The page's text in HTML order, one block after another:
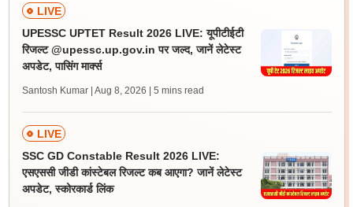
LIVE
UPESSC UPTET Result 2026 LIVE: यूपीटीईटी
रिजल्ट @upessc.up.gov.in पर जल्द, जानें लेटेस्ट
अपडेट, पासिंग मार्क्स
Santosh Kumar | Aug 8, 2026 | 5 mins read
LIVE
SSC GD Constable Result 2026 LIVE:
एसएससी जीडी कांस्टेबल रिजल्ट कब आएगा? जानें लेटेस्ट
अपडेट, स्कोरकार्ड लिंक